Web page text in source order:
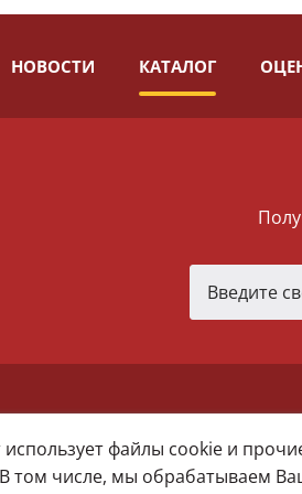
НОВОСТИ КАТАЛОГ
025-50-71 (MAX)
файлы cookie и
том числе, мы обрабатываем